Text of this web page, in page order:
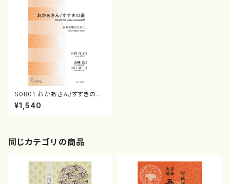
S0801 おかあさん/すすきの道
（女声合唱/白井淳子/楽譜）
¥1,540
同じカテゴリの商品